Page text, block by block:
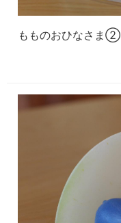
もものおひなさま②